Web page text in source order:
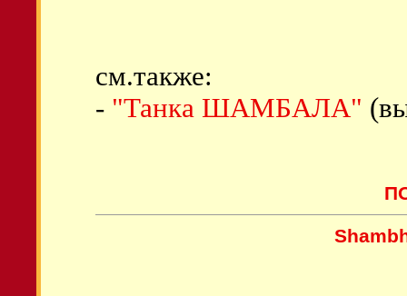
см.также:
- "Танка ШАМБАЛА"